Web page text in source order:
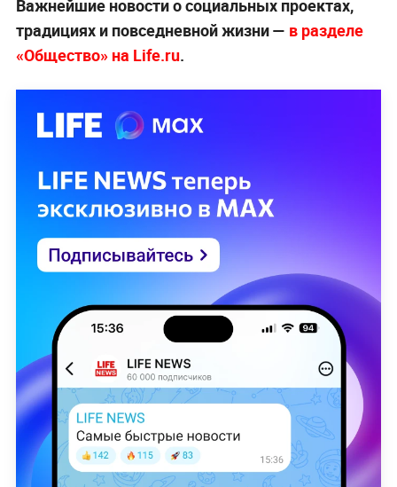
Важнейшие новости о социальных проектах,
традициях и повседневной жизни — в разделе
«Общество» на Life.ru.